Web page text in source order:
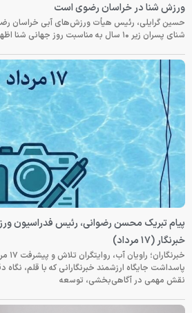
ورزش شنا در خراسان رضوی است
حسین گرایلی، رئیس هیأت ورزش‌های آبی خراسان
شنای پسران زیر ۱۰ سال به مناسبت روز جهانی شنا اظهار کرد: این جشنواره روز جمعه‌ ۱۶
پیام تبریک محسن رضوانی، رئیس فدراسیون
خبرنگار (۱۷ مرداد)
پاسداشت جایگاه ارزشمند خبرنگارانی که با قلم،
نقش مهمی در آگاهی‌بخشی، توسعه